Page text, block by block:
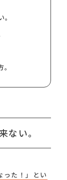
ない。
った！」とい